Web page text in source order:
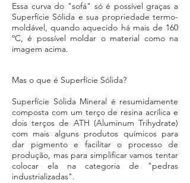
Essa curva do "sofá" só é possível graças a
Superfície Sólida e sua propriedade termo-
moldável, quando aquecido há mais de 160
ºC, é possível moldar o material como na
imagem acima.
Mas o que é Superfície Sólida?
Superfície Sólida Mineral é resumidamente
composta com um terço de resina acrílica e
dois terços de ATH (Aluminum Trihydrate)
com mais alguns produtos químicos para
dar pigmento e facilitar o processo de
produção, mas para simplificar vamos tentar
colocar ela na categoria de "pedras
industrializadas".